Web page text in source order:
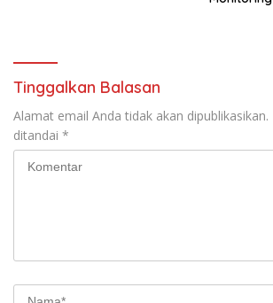
Tinggalkan Balasan
Alamat email Anda tidak akan dipublikasikan.
ditandai *